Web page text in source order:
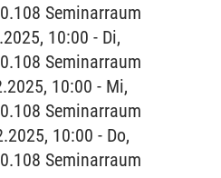
Seminarraum
10:00 - Di,
Seminarraum
10:00 - Mi,
Seminarraum
10:00 - Do,
Seminarraum